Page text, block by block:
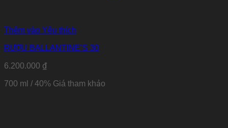
Thêm vào Yêu thích
RƯỢU BALLANTINE’S 30
6.200.000 ₫
700 ml / 40% Giá tham khảo